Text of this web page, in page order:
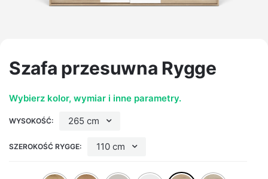
Szafa przesuwna Rygge
Wybierz kolor, wymiar i inne parametry.
WYSOKOŚĆ: 265 cm
SZEROKOŚĆ RYGGE: 110 cm